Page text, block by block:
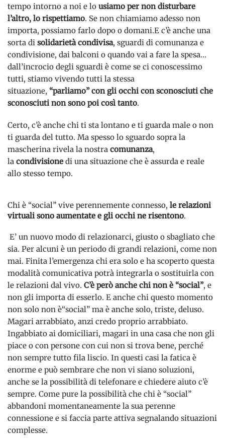
tempo intorno a noi e lo usiamo per non disturbare
l’altro, lo rispettiamo. Se non chiamiamo adesso non
importa, possiamo farlo dopo o domani.E c’è anche una
sorta di solidarietà condivisa, sguardi di comunanza e
condivisione, dai balconi o quando vai a fare la spesa…
dall’incrocio degli sguardi è come se ci conoscessimo
tutti, stiamo vivendo tutti la stessa
situazione, “parliamo” con gli occhi con sconosciuti che
sconosciuti non sono poi così tanto.
Certo, c’è anche chi ti sta lontano e ti guarda male o non
ti guarda del tutto. Ma spesso lo sguardo sopra la
mascherina rivela la nostra comunanza,
la condivisione di una situazione che è assurda e reale
allo stesso tempo.
Chi è “social” vive perennemente connesso, le relazioni
virtuali sono aumentate e gli occhi ne risentono.
E’ un nuovo modo di relazionarci, giusto o sbagliato che
sia. Per alcuni è un periodo di grandi relazioni, come non
mai. Finita l’emergenza chi era solo e ha scoperto questa
modalità comunicativa potrà integrarla o sostituirla con
le relazioni dal vivo. C’è però anche chi non è “social”, e
non gli importa di esserlo. E anche chi questo momento
non solo non è“social” ma è anche solo, triste, deluso.
Magari arrabbiato, anzi credo proprio arrabbiato.
Ingabbiato ai domiciliari, magari in una casa che non gli
piace o con persone con cui non si trova bene, perché
non sempre tutto fila liscio. In questi casi la fatica è
enorme e può sembrare che non vi siano soluzioni,
anche se la possibilità di telefonare e chiedere aiuto c’è
sempre. Come pure la possibilità che chi è “social”
abbandoni momentaneamente la sua perenne
connessione e si faccia parte attiva segnalando situazioni
complesse.